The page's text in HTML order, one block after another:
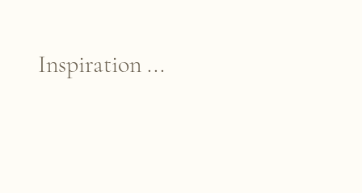
Inspiration ...